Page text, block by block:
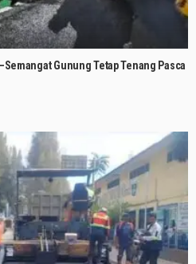
Gunung Tetap Tenang Pasca